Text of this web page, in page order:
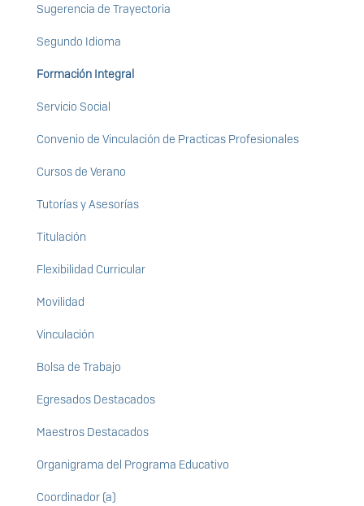
Sugerencia de Trayectoria
Segundo Idioma
Formación Integral
Servicio Social
Convenio de Vinculación de Practicas Profesionales
Cursos de Verano
Tutorías y Asesorías
Titulación
Flexibilidad Curricular
Movilidad
Vinculación
Bolsa de Trabajo
Egresados Destacados
Maestros Destacados
Organigrama del Programa Educativo
Coordinador (a)